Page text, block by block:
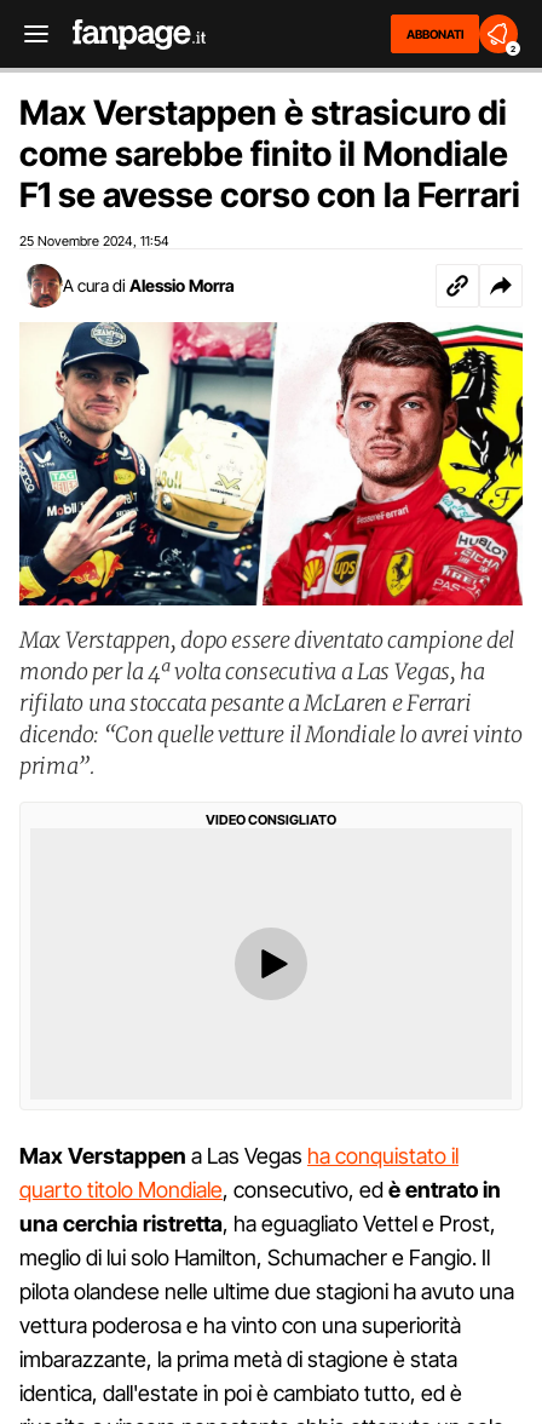
ABBONATI
2
Max Verstappen è strasicuro di
come sarebbe finito il Mondiale
F1 se avesse corso con la Ferrari
25 Novembre 2024 11:54
A cura di Alessio Morra
Max Verstappen, dopo essere diventato campione del
mondo per la 4ª volta consecutiva a Las Vegas, ha
rifilato una stoccata pesante a McLaren e Ferrari
dicendo: “Con quelle vetture il Mondiale lo avrei vinto
prima”.
VIDEO CONSIGLIATO
Max Verstappen a Las Vegas ha conquistato il
quarto titolo Mondiale, consecutivo, edè entrato in
una cerchia ristretta, ha eguagliato Vettel e Prost,
meglio di lui solo Hamilton, Schumacher e Fangio. Il
pilota olandese nelle ultime due stagioni ha avuto una
vettura poderosa e ha vinto con una superiorità
imbarazzante, la prima metà di stagione è stata
identica, dall'estate in poi è cambiato tutto, ed è